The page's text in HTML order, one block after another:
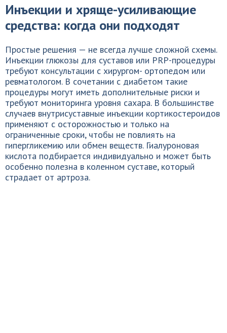
Инъекции и хряще-усиливающие
средства: когда они подходят
Простые решения — не всегда лучше сложной схемы.
Инъекции глюкозы для суставов или PRP-процедуры
требуют консультации с хирургом- ортопедом или
ревматологом. В сочетании с диабетом такие
процедуры могут иметь дополнительные риски и
требуют мониторинга уровня сахара. В большинстве
случаев внутрисуставные инъекции кортикостероидов
применяют с осторожностью и только на
ограниченные сроки, чтобы не повлиять на
гипергликемию или обмен веществ. Гиалуроновая
кислота подбирается индивидуально и может быть
особенно полезна в коленном суставе, который
страдает от артроза.